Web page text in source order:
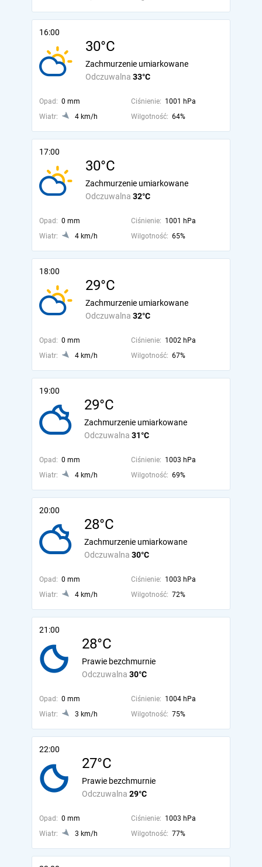
16:00
30°C
Odczuwalna 33°C
Zachmurzenie umiarkowane
Opad: 0 mm Ciśnienie: 1001 hPa
Wiatr:
4 km/h Wilgotność: 64%
17:00
30°C
Odczuwalna 32°C
Zachmurzenie umiarkowane
Opad: 0 mm Ciśnienie: 1001 hPa
Wiatr:
4 km/h Wilgotność: 65%
18:00
29°C
Odczuwalna 32°C
Zachmurzenie umiarkowane
Opad: 0 mm Ciśnienie: 1002 hPa
Wiatr:
4 km/h Wilgotność: 67%
19:00
29°C
Odczuwalna 31°C
Zachmurzenie umiarkowane
Opad: 0 mm Ciśnienie: 1003 hPa
Wiatr:
4 km/h Wilgotność: 69%
20:00
28°C
Odczuwalna 30°C
Zachmurzenie umiarkowane
Opad: 0 mm Ciśnienie: 1003 hPa
Wiatr:
4 km/h Wilgotność: 72%
21:00
28°C
Odczuwalna 30°C
Prawie bezchmurnie
Opad: 0 mm Ciśnienie: 1004 hPa
Wiatr:
3 km/h Wilgotność: 75%
22:00
27°C
Odczuwalna 29°C
Prawie bezchmurnie
Opad: 0 mm Ciśnienie: 1003 hPa
Wiatr:
3 km/h Wilgotność: 77%